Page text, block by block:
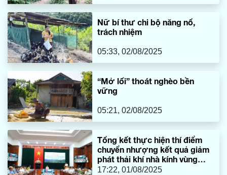
Nữ bí thư chi bộ năng nổ,
trách nhiệm
05:33, 02/08/2025
“Mở lối” thoát nghèo bền
vững
05:21, 02/08/2025
Tổng kết thực hiện thí điểm
chuyển nhượng kết quả giảm
phát thải khí nhà kính vùng
Bắc Trung Bộ
17:22, 01/08/2025